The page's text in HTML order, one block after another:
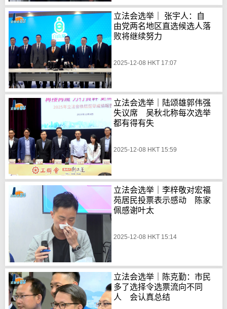
立法会选举｜ 张宇人：自
由党两名地区直选候选人落
败将继续努力
2025-12-08 HKT 17:07
立法会选举｜陆颂雄郭伟强
失议席 吴秋北称每次选举
都有得有失
2025-12-08 HKT 15:59
立法会选举｜李梓敬对宏福
苑居民投票表示感动 陈家
佩感谢叶太
2025-12-08 HKT 15:14
立法会选举｜陈克勤：市民
多了选择令选票流向不同
人 会认真总结